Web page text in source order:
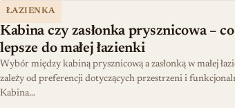
ŁAZIENKA
Kabina czy zasłonka prysznicowa – co
lepsze do małej łazienki
Wybór między kabiną prysznicową a zasłonką w małej
zależy od preferencji dotyczących przestrzeni i
Kabina…